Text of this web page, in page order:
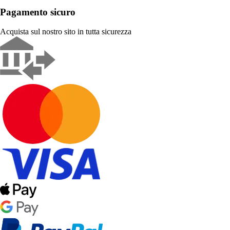
Pagamento sicuro
Acquista sul nostro sito in tutta sicurezza